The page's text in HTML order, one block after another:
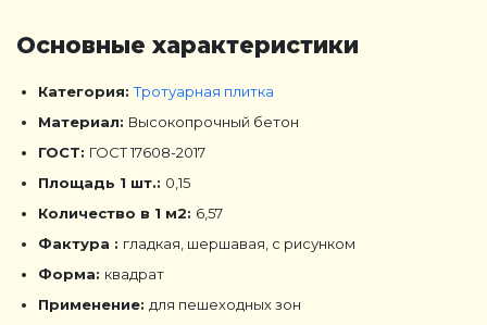
Основные характеристики
Категория:Тротуарная плитка
Материал: Высокопрочный бетон
ГОСТ: ГОСТ 17608-2017
Площадь 1 шт.: 0,15
Количество в 1 м2: 6,57
Фактура : гладкая, шершавая, с рисунком
Форма: квадрат
Применение: для пешеходных зон